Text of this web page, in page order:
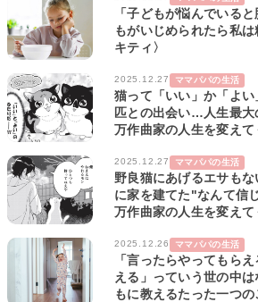
「子どもが悩んでいる
もがいじめられたら私
キティ〉
2025.12.27 ママパパの生活
猫って「いい」か「よ
匹との出会い…人生最大
万作曲家の人生を変えて
2025.12.27 ママパパの生活
野良猫にあげるエサも
に家を建てた"なんて信
万作曲家の人生を変えて
2025.12.26 ママパパの生活
「言ったらやってもら
える」っていう世の中
もに教えるたった一つの